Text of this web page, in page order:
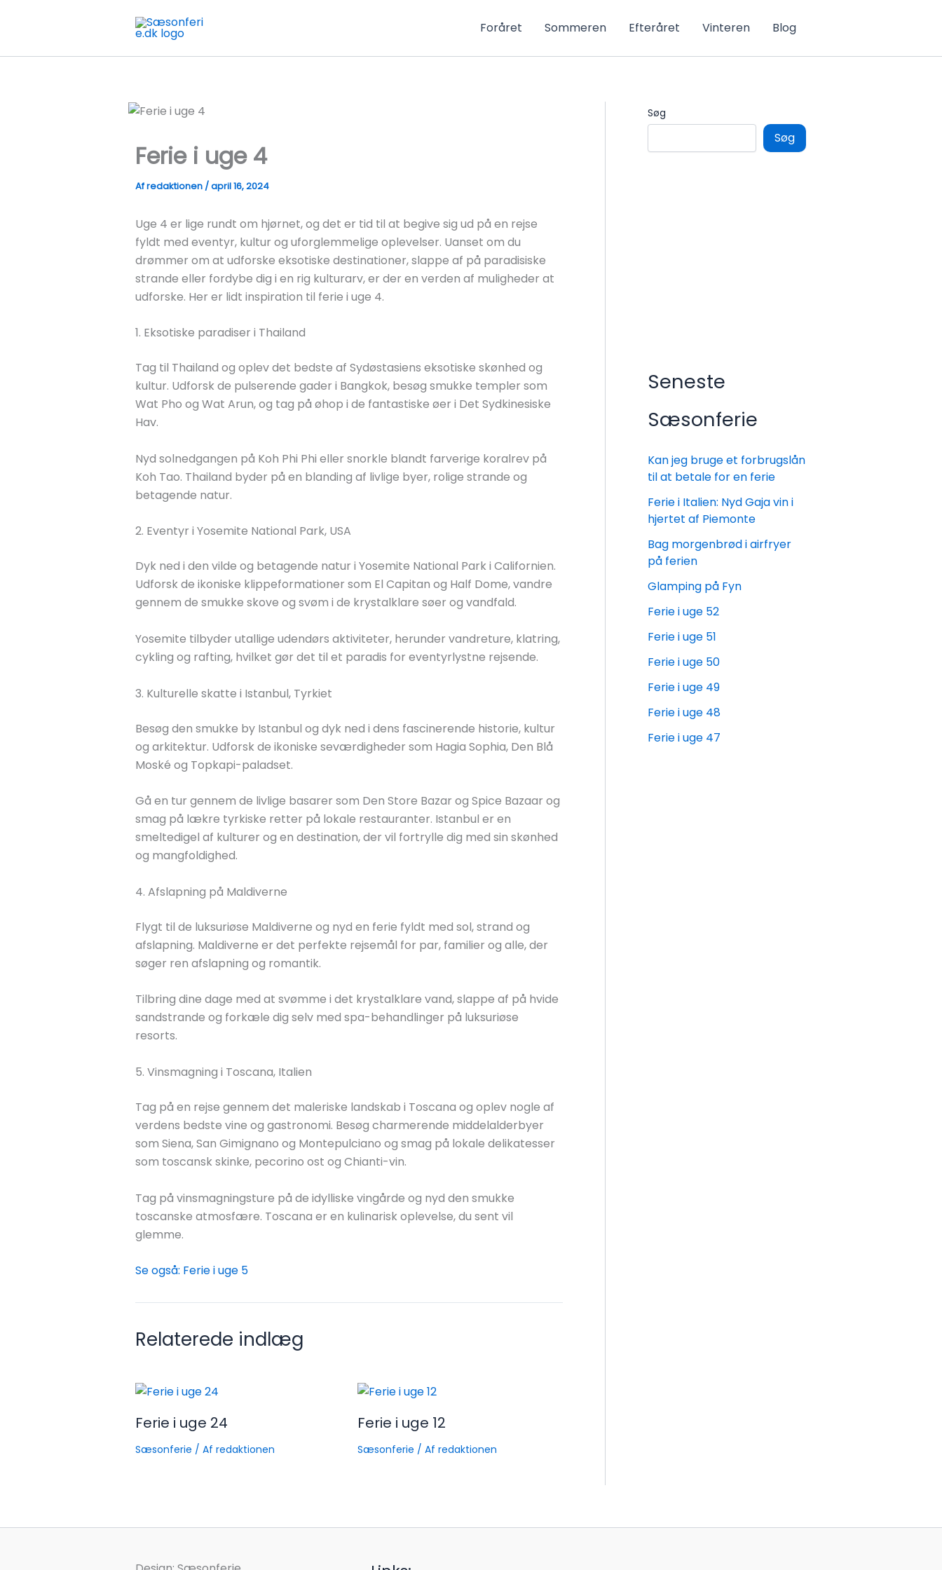
Foråret Sommeren Efteråret Vinteren Blog
Ferie i uge 4
Afredaktionen /april 16, 2024
Uge 4 er lige rundt om hjørnet, og det er tid til at begive sig ud på en rejse
fyldt med eventyr, kultur og uforglemmelige oplevelser. Uanset om du
drømmer om at udforske eksotiske destinationer, slappe af på paradisiske
strande eller fordybe dig i en rig kulturarv, er der en verden af muligheder at
udforske. Her er lidt inspiration til ferie i uge 4.
1. Eksotiske paradiser i Thailand
Tag til Thailand og oplev det bedste af Sydøstasiens eksotiske skønhed og
kultur. Udforsk de pulserende gader i Bangkok, besøg smukke templer som
Wat Pho og Wat Arun, og tag på øhop i de fantastiske øer i Det Sydkinesiske
Hav.
Nyd solnedgangen på Koh Phi Phi eller snorkle blandt farverige koralrev på
Koh Tao. Thailand byder på en blanding af livlige byer, rolige strande og
betagende natur.
2. Eventyr i Yosemite National Park, USA
Dyk ned i den vilde og betagende natur i Yosemite National Park i Californien.
Udforsk de ikoniske klippeformationer som El Capitan og Half Dome, vandre
gennem de smukke skove og svøm i de krystalklare søer og vandfald.
Yosemite tilbyder utallige udendørs aktiviteter, herunder vandreture, klatring,
cykling og rafting, hvilket gør det til et paradis for eventyrlystne rejsende.
3. Kulturelle skatte i Istanbul, Tyrkiet
Besøg den smukke by Istanbul og dyk ned i dens fascinerende historie, kultur
og arkitektur. Udforsk de ikoniske seværdigheder som Hagia Sophia, Den Blå
Moské og Topkapi-paladset.
Gå en tur gennem de livlige basarer som Den Store Bazar og Spice Bazaar og
smag på lækre tyrkiske retter på lokale restauranter. Istanbul er en
smeltedigel af kulturer og en destination, der vil fortrylle dig med sin skønhed
og mangfoldighed.
4. Afslapning på Maldiverne
Flygt til de luksuriøse Maldiverne og nyd en ferie fyldt med sol, strand og
afslapning. Maldiverne er det perfekte rejsemål for par, familier og alle, der
søger ren afslapning og romantik.
Tilbring dine dage med at svømme i det krystalklare vand, slappe af på hvide
sandstrande og forkæle dig selv med spa-behandlinger på luksuriøse
resorts.
5. Vinsmagning i Toscana, Italien
Tag på en rejse gennem det maleriske landskab i Toscana og oplev nogle af
verdens bedste vine og gastronomi. Besøg charmerende middelalderbyer
som Siena, San Gimignano og Montepulciano og smag på lokale delikatesser
som toscansk skinke, pecorino ost og Chianti-vin.
Tag på vinsmagningsture på de idylliske vingårde og nyd den smukke
toscanske atmosfære. Toscana er en kulinarisk oplevelse, du sent vil
glemme.
Se også: Ferie i uge 5
Relaterede indlæg
Ferie i uge 24
Sæsonferie / Af redaktionen
Ferie i uge 12
Sæsonferie / Afredaktionen
Søg
Søg
Seneste
Sæsonferie
Kan jeg bruge et forbrugslån
til at betale for en ferie
Ferie i Italien: Nyd Gaja vin i
hjertet af Piemonte
Bag morgenbrød i airfryer
på ferien
Glamping på Fyn
Ferie i uge 52
Ferie i uge 51
Ferie i uge 50
Ferie i uge 49
Ferie i uge 48
Ferie i uge 47